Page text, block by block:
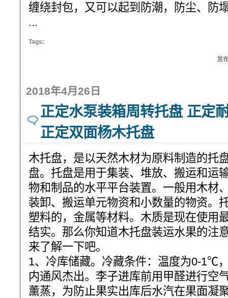
缠绕封包，又可以起到防潮，防尘、防
...
Tags:
发
2018年4月26日
正定水泵装箱周转托盘 正定
正定双面杨木托盘
木托盘，是以天然木材为原料制造的托
盘。托盘是用于集装、堆放、搬运和运
物和制品的水平平台装置。一般用木材
装卸、搬运单元物资和小数量的物资。
塑料的，金属等材料。木质是现在使用
结实。那么你知道木托盘装运水果的注
来了解一下吧。
1、冷库储藏。冷藏条件：温度为0-1℃
内通风杰出。李子进库前用甲醛进行空
薰蒸，为防止果实出库后水汽在果面凝